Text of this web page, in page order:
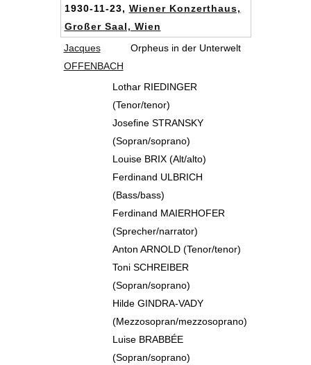
1930-11-23, Wiener Konzerthaus,
Großer Saal, Wien
Jacques
OFFENBACH
Orpheus in der Unterwelt
Lothar RIEDINGER
(Tenor/tenor)
Josefine STRANSKY
(Sopran/soprano)
Louise BRIX (Alt/alto)
Ferdinand ULBRICH
(Bass/bass)
Ferdinand MAIERHOFER
(Sprecher/narrator)
Anton ARNOLD (Tenor/tenor)
Toni SCHREIBER
(Sopran/soprano)
Hilde GINDRA-VADY
(Mezzosopran/mezzosoprano)
Luise BRABBÉE
(Sopran/soprano)